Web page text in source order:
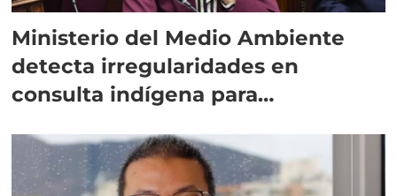
Ministerio del Medio Ambiente
detecta irregularidades en
consulta indígena para